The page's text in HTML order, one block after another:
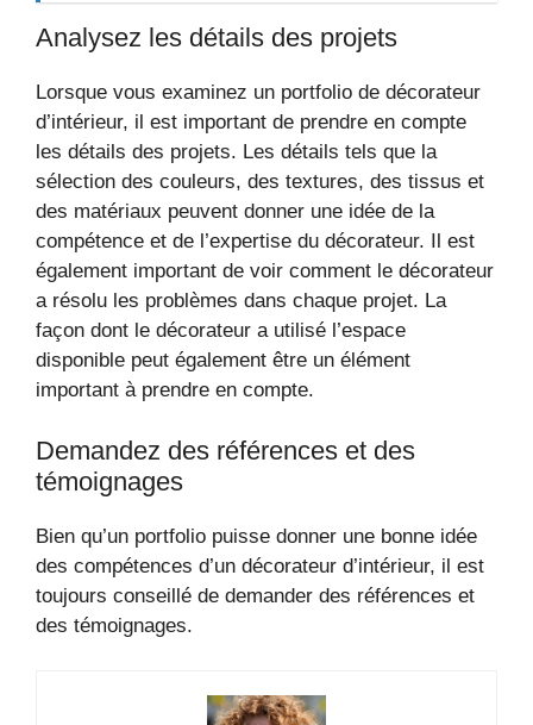
Analysez les détails des projets
Lorsque vous examinez un portfolio de décorateur
d’intérieur, il est important de prendre en compte
les détails des projets. Les détails tels que la
sélection des couleurs, des textures, des tissus et
des matériaux peuvent donner une idée de la
compétence et de l’expertise du décorateur. Il est
également important de voir comment le décorateur
a résolu les problèmes dans chaque projet. La
façon dont le décorateur a utilisé l’espace
disponible peut également être un élément
important à prendre en compte.
Demandez des références et des
témoignages
Bien qu’un portfolio puisse donner une bonne idée
des compétences d’un décorateur d’intérieur, il est
toujours conseillé de demander des références et
des témoignages.